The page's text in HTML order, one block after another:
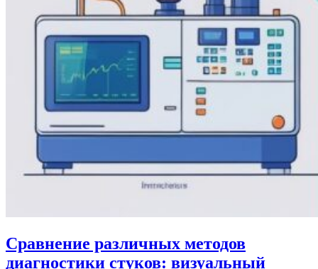
Сравнение различных методов
диагностики стуков: визуальный